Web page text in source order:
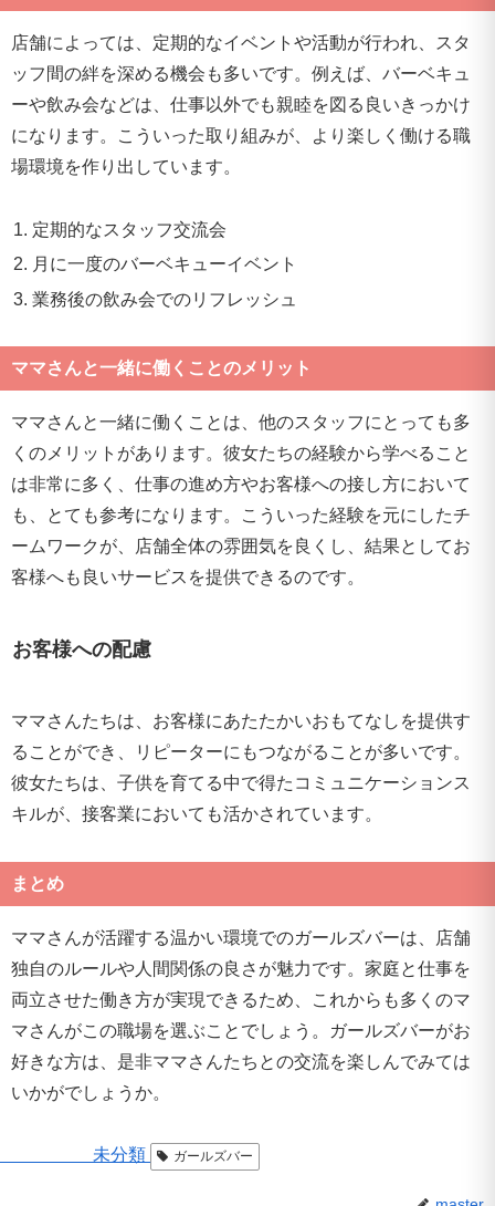
店舗によっては、定期的なイベントや活動が行われ、スタ
ッフ間の絆を深める機会も多いです。例えば、バーベキュ
ーや飲み会などは、仕事以外でも親睦を図る良いきっかけ
になります。こういった取り組みが、より楽しく働ける職
場環境を作り出しています。
定期的なスタッフ交流会
月に一度のバーベキューイベント
業務後の飲み会でのリフレッシュ
ママさんと一緒に働くことのメリット
ママさんと一緒に働くことは、他のスタッフにとっても多
くのメリットがあります。彼女たちの経験から学べること
は非常に多く、仕事の進め方やお客様への接し方において
も、とても参考になります。こういった経験を元にしたチ
ームワークが、店舗全体の雰囲気を良くし、結果としてお
客様へも良いサービスを提供できるのです。
お客様への配慮
ママさんたちは、お客様にあたたかいおもてなしを提供す
ることができ、リピーターにもつながることが多いです。
彼女たちは、子供を育てる中で得たコミュニケーションス
キルが、接客業においても活かされています。
まとめ
ママさんが活躍する温かい環境でのガールズバーは、店舗
独自のルールや人間関係の良さが魅力です。家庭と仕事を
両立させた働き方が実現できるため、これからも多くのマ
マさんがこの職場を選ぶことでしょう。ガールズバーがお
好きな方は、是非ママさんたちとの交流を楽しんでみては
いかがでしょうか。
未分類 ガールズバー